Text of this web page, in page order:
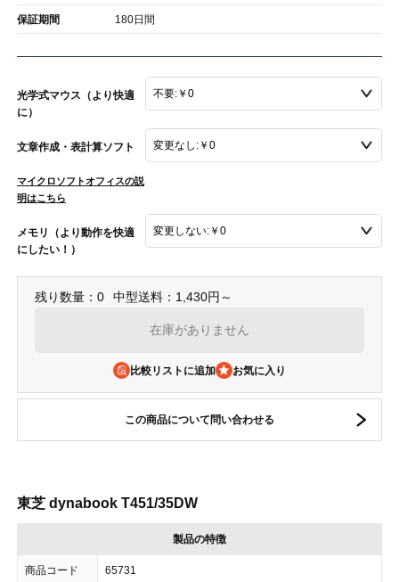
保証期間 180日間
光学式マウス（より快適
に）
文章作成・表計算ソフト
マイクロソフトオフィスの説
明はこちら
メモリ（より動作を快適
にしたい！）
残り数量：0 中型送料：1,430円～
在庫がありません
比較リストに追加
この商品について問い合わせる
東芝 dynabook T451/35DW
製品の特徴
商品コード 65731